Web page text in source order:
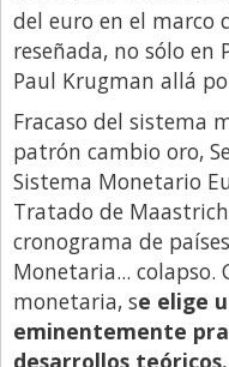
Tendencias
Viajes
del euro en el marco
reseñada, no sólo en
Paul Krugman allá
Fracaso del sistema
patrón cambio oro,
Sistema Monetario
Tratado de
cronograma de
Monetaria...
monetaria, se elige
eminentemente
desarrollos teóricos.